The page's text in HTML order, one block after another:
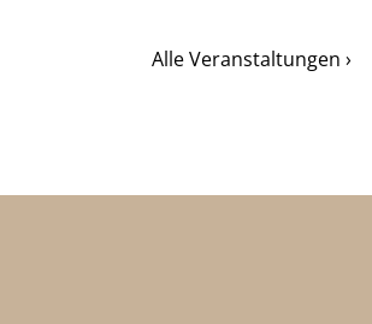
Alle Veranstaltungen ›